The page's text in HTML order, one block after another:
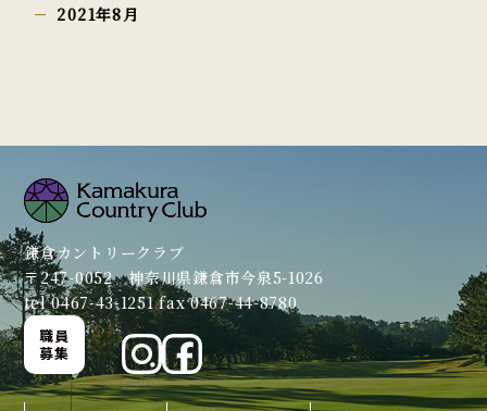
2021年8月
鎌倉カントリークラブ
〒247-0052 神奈川県鎌倉市今泉5-1026
tel 0467-43-1251 fax 0467-44-8780
職員
募集